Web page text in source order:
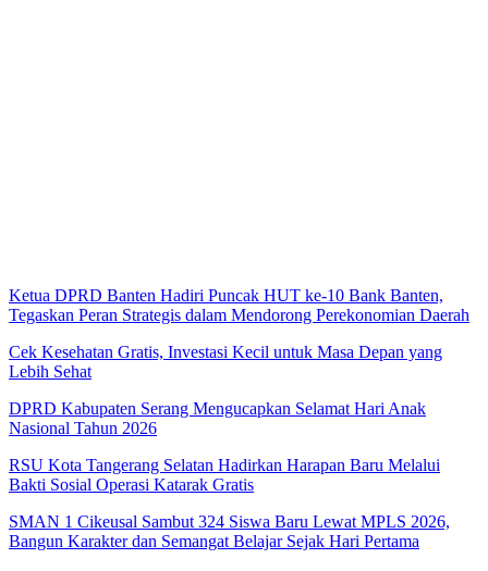
Ketua DPRD Banten Hadiri Puncak HUT ke-10 Bank Banten,
Tegaskan Peran Strategis dalam Mendorong Perekonomian Daerah
Cek Kesehatan Gratis, Investasi Kecil untuk Masa Depan yang
Lebih Sehat
DPRD Kabupaten Serang Mengucapkan Selamat Hari Anak
Nasional Tahun 2026
RSU Kota Tangerang Selatan Hadirkan Harapan Baru Melalui
Bakti Sosial Operasi Katarak Gratis
SMAN 1 Cikeusal Sambut 324 Siswa Baru Lewat MPLS 2026,
Bangun Karakter dan Semangat Belajar Sejak Hari Pertama